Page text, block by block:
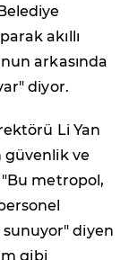
akıllı
arkasında
diyor.
Li Yan
güvenlik ve
metropol,
diyen
gibi